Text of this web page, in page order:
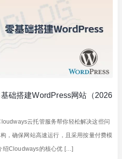
础搭建WordPress网站（2026
云托管服务帮你轻松解决这些问
，确保网站高速运行，且采用按量付费模
绍Cloudways的核心优 […]